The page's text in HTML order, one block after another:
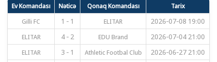
Ev Komandası Nəticə Qonaq Komandası
Tarix
Gilli FC
1 - 1 ELITAR
2026-07-08 19:00
ELITAR
4 - 2 EDU Brand
2026-07-04 21:00
ELITAR
3 - 1 Athletic Footbal Club
2026-06-27 21:00